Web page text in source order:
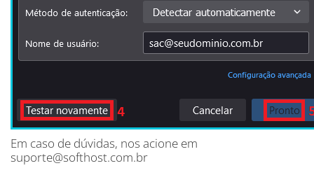
Em caso de dúvidas, nos acione em
suporte@softhost.com.br